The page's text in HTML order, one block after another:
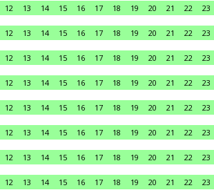
12 13 14 15 16 17 18 19 20 21 22
23
12 13 14 15 16 17 18 19 20 21 22
23
12 13 14 15 16 17 18 19 20 21 22
23
12 13 14 15 16 17 18 19 20 21 22
23
12 13 14 15 16 17 18 19 20 21 22
23
12 13 14 15 16 17 18 19 20 21 22
23
12 13 14 15 16 17 18 19 20 21 22
23
12 13 14 15 16 17 18 19 20 21 22
23